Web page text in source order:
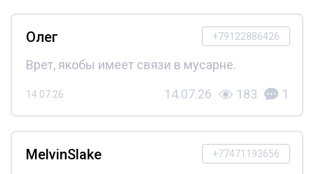
+79122886426
Олег
Врет, якобы имеет связи в мусарне.
14.07.26 14.07.26 183 1
+77471193656
MelvinSlake